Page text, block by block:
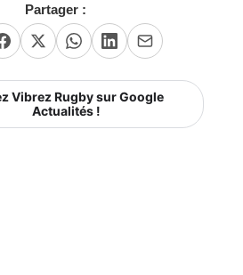
Partager :
Vibrez Rugby sur Google
Actualités !